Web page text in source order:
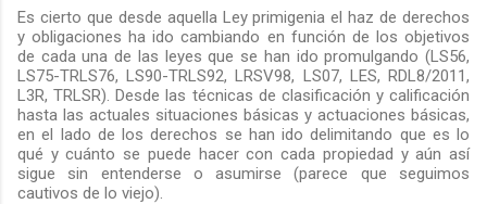
Es cierto que desde aquella Ley primigenia el haz de derechos
y obligaciones ha ido cambiando en función de los objetivos
de cada una de las leyes que se han ido promulgando (LS56,
LS75-TRLS76, LS90-TRLS92, LRSV98, LS07, LES, RDL8/2011,
L3R, TRLSR). Desde las técnicas de clasificación y calificación
hasta las actuales situaciones básicas y actuaciones básicas,
en el lado de los derechos se han ido delimitando que es lo
qué y cuánto se puede hacer con cada propiedad y aún así
sigue sin entenderse o asumirse (parece que seguimos
cautivos de lo viejo).